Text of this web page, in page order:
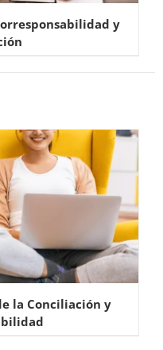
y
la Conciliación y